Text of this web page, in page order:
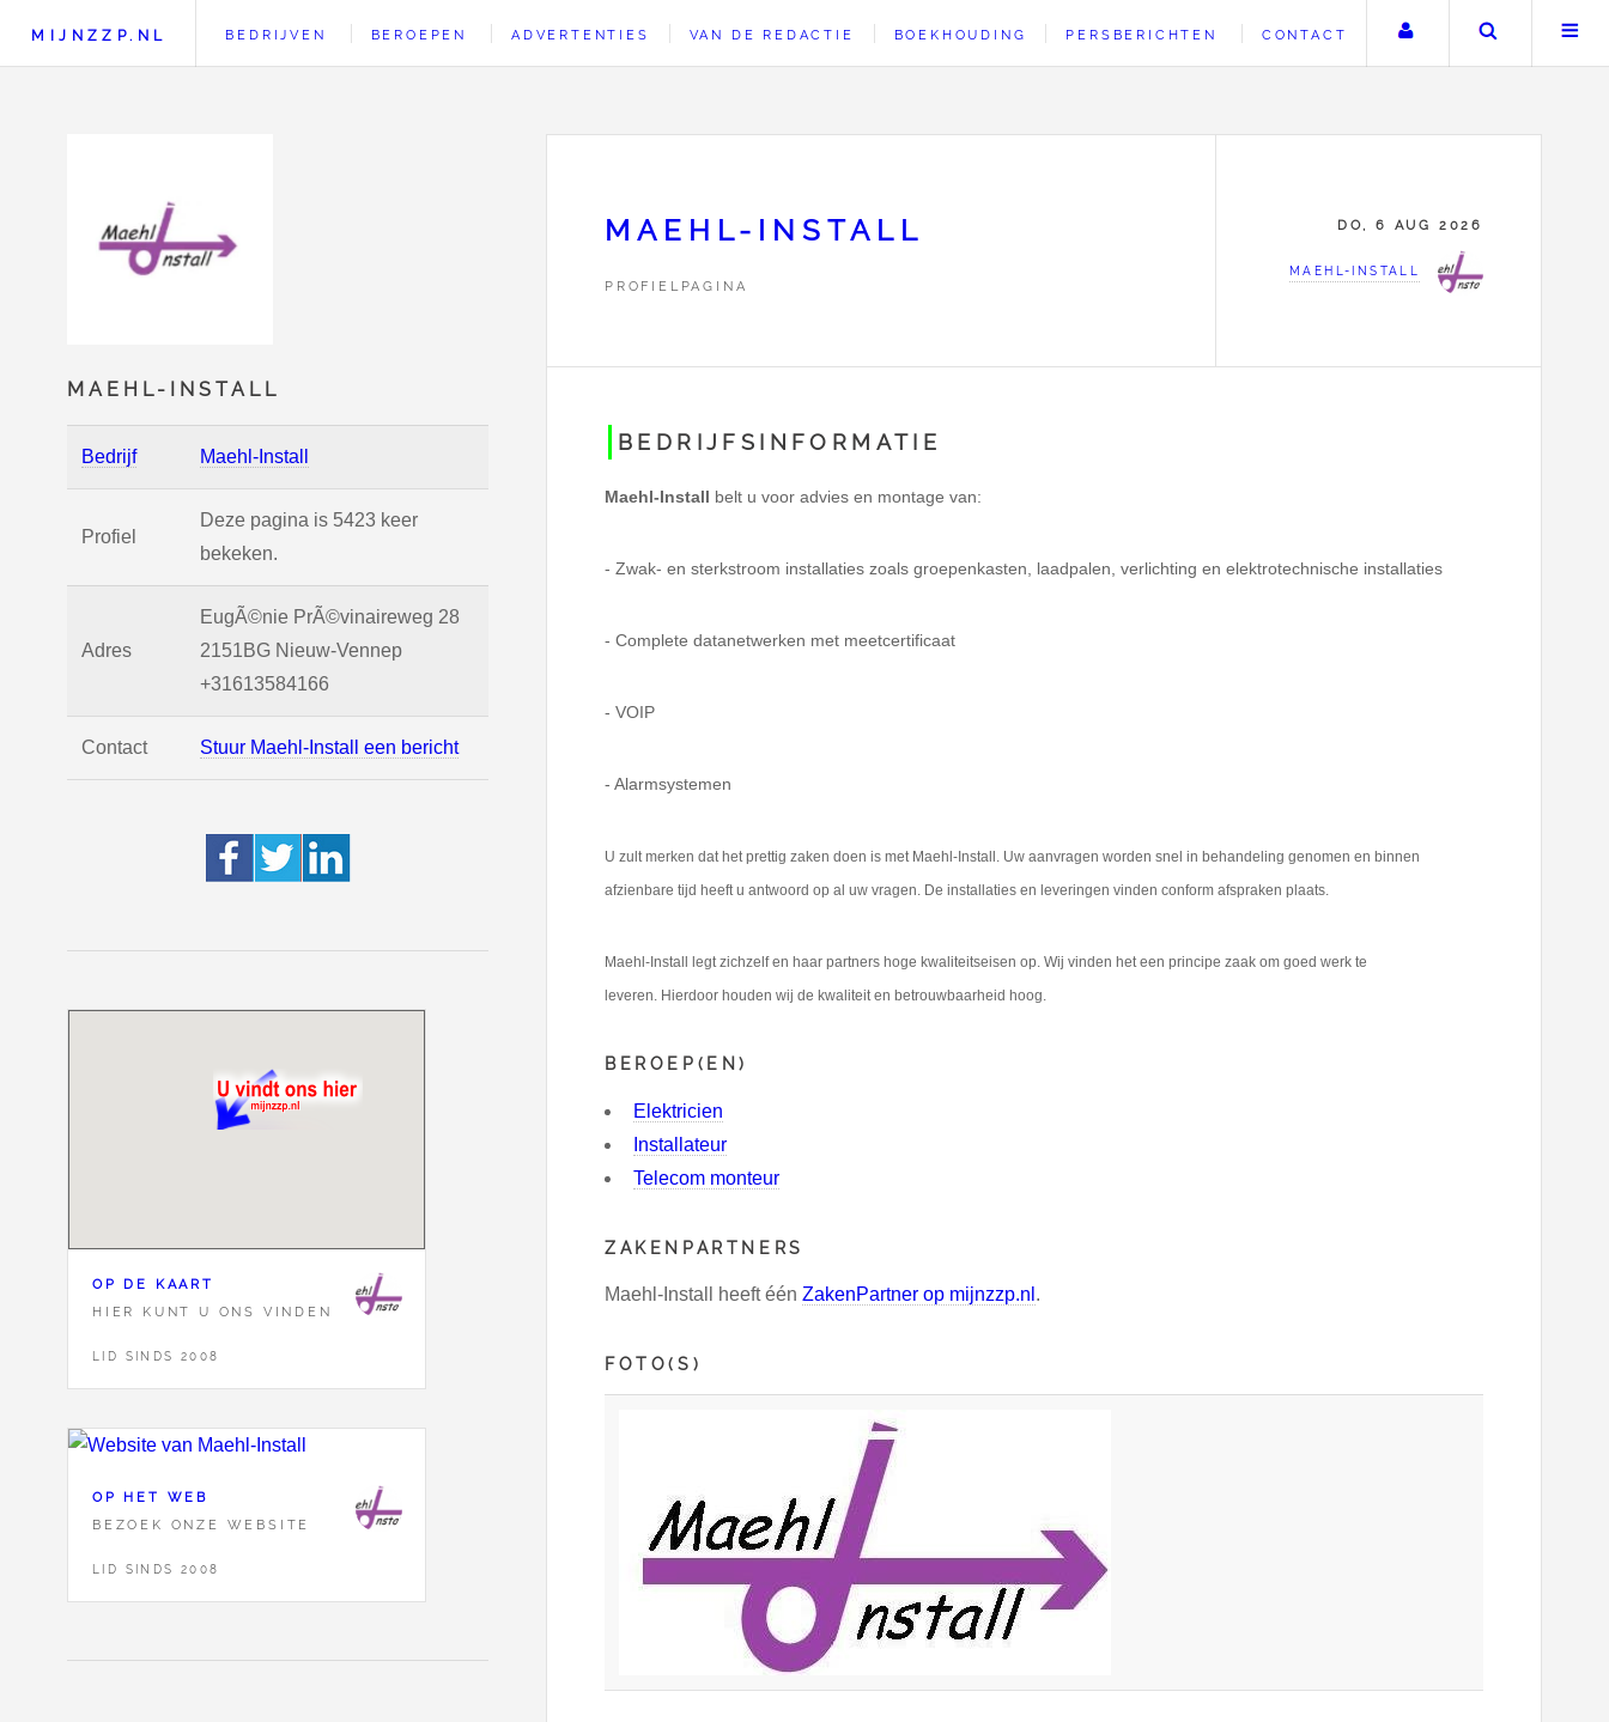
MAEHL-INSTALL
Bedrijf Maehl-Install
Profiel
Deze pagina is 5423 keer
bekeken.
Adres
EugÃ©nie PrÃ©vinaireweg 28
2151BG Nieuw-Vennep
+31613584166
Contact Stuur Maehl-Install een bericht
OP DE KAART
HIER KUNT U ONS VINDEN
LID SINDS 2008
OP HET WEB
BEZOEK ONZE WEBSITE
LID SINDS 2008
MIJNZZP.NL BEDRIJVEN BEROEPEN ADVERTENTIES VAN DE REDACTIE BOEKHOUDING PERSBERICHTEN CONTACT Uw accountZoeken
MAEHL-INSTALL
PROFIELPAGINA
DO, 6 AUG 2026
MAEHL-INSTALL
BEDRIJFSINFORMATIE
Maehl-Install belt u voor advies en montage van:
- Zwak- en sterkstroom installaties zoals groepenkasten, laadpalen, verlichting en elektrotechnische installaties
- Complete datanetwerken met meetcertificaat
- VOIP
- Alarmsystemen
U zult merken dat het prettig zaken doen is met Maehl-Install. Uw aanvragen worden snel in behandeling genomen en binnen
afzienbare tijd heeft u antwoord op al uw vragen. De installaties en leveringen vinden conform afspraken plaats.
Maehl-Install legt zichzelf en haar partners hoge kwaliteitseisen op. Wij vinden het een principe zaak om goed werk te
leveren. Hierdoor houden wij de kwaliteit en betrouwbaarheid hoog.
BEROEP(EN)
Elektricien
Installateur
Telecom monteur
ZAKENPARTNERS
Maehl-Install heeft één ZakenPartner op mijnzzp.nl .
FOTO(S)